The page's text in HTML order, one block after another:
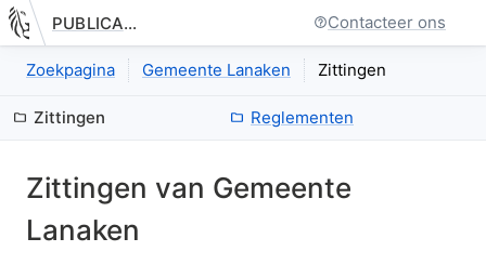
Nieuwe pagina: bestuurseenheid.zittingen.index
PUBLICATIE.GELINKT-NOTULEREN.VLAANDEREN.BE Contacteer ons
Zoekpagina Gemeente Lanaken Zittingen
Zittingen Reglementen
Zittingen van Gemeente
Lanaken